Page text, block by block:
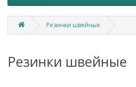
Резинки швейные
Резинки швейные